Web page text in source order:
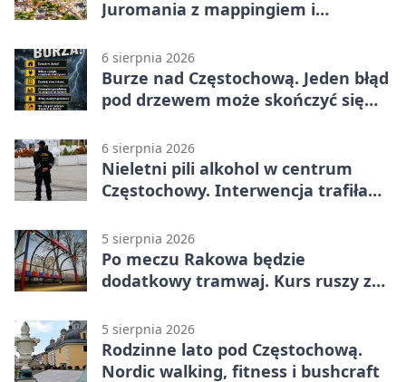
Juromania z mappingiem i
6 sierpnia 2026
Burze nad Częstochową. Jeden błąd
pod drzewem może skończyć się
6 sierpnia 2026
Nieletni pili alkohol w centrum
Częstochowy. Interwencja trafiła
5 sierpnia 2026
Po meczu Rakowa będzie
dodatkowy tramwaj. Kurs ruszy ze
5 sierpnia 2026
Rodzinne lato pod Częstochową.
Nordic walking, fitness i bushcraft